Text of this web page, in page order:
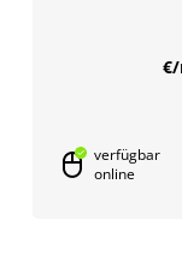
€/
verfügbar
online